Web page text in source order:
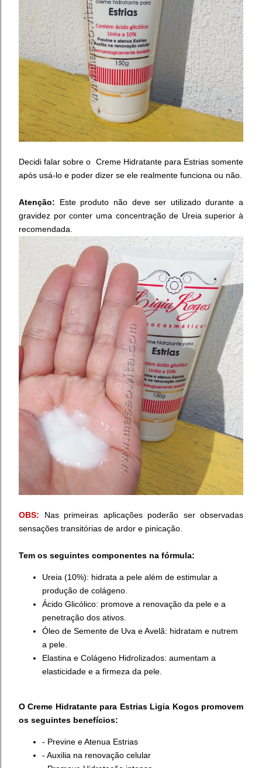
Decidi falar sobre o Creme Hidratante para Estrias somente
após usá-lo e poder dizer se ele realmente funciona ou não.
Atenção: Este produto não deve ser utilizado durante a
gravidez por conter uma concentração de Ureia superior à
recomendada.
OBS: Nas primeiras aplicações poderão ser observadas
sensações transitórias de ardor e pinicação.
Tem os seguintes componentes na fórmula:
Ureia (10%): hidrata a pele além de estimular a
produção de colágeno.
Ácido Glicólico: promove a renovação da pele e a
penetração dos ativos.
Óleo de Semente de Uva e Avelã: hidratam e nutrem
a pele.
Elastina e Colágeno Hidrolizados: aumentam a
elasticidade e a firmeza da pele.
O Creme Hidratante para Estrias Ligia Kogos promovem
os seguintes benefícios:
- Previne e Atenua Estrias
- Auxilia na renovação celular